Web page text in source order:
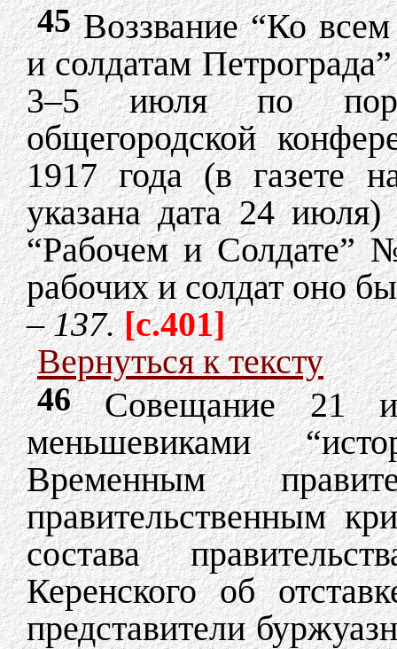
45Воззвание “Ко
и солдатам
3–5 июля по
общегородской
1917 года (в газете
указана дата 24 июля)
“Рабочем и Солдате”
рабочих и солдат оно
–137. [c.401]
Вернуться к тексту
46Совещание 21
меньшевиками
Временным
правительственным
состава
Керенского об
представители